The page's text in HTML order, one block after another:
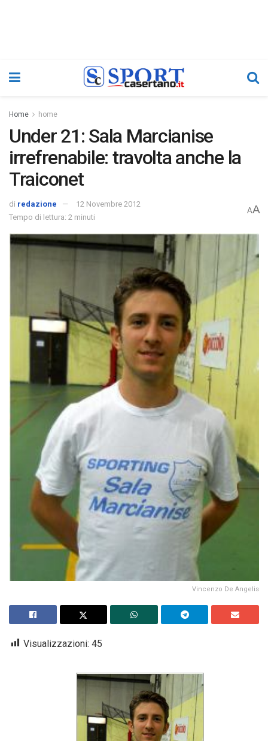
Home home
Under 21: Sala Marcianise
irrefrenabile: travolta anche la
Traiconet
di redazione
12 Novembre 2012
Tempo di lettura: 2 minuti
AA
Vincenzo De Angelis
Visualizzazioni: 45